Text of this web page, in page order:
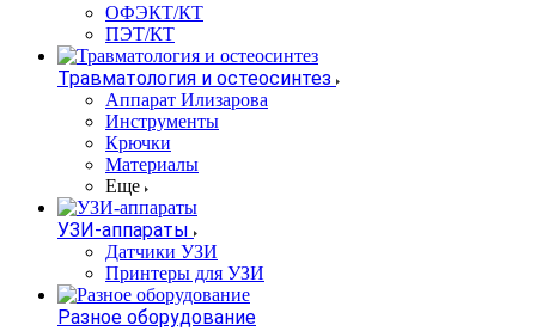
ОФЭКТ/КТ
ПЭТ/КТ
Травматология и остеосинтез
Аппарат Илизарова
Инструменты
Крючки
Материалы
Еще
УЗИ-аппараты
Датчики УЗИ
Принтеры для УЗИ
Разное оборудование